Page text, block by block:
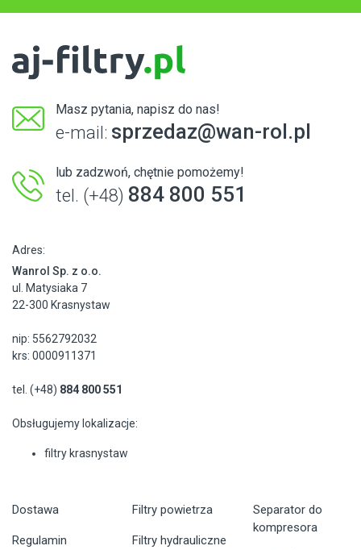
Masz pytania, napisz do nas!
e-mail: sprzedaz@wan-rol.pl
lub zadzwoń, chętnie pomożemy!
tel. (+48) 884 800 551
Adres:
Wanrol Sp. z o.o.
ul. Matysiaka 7
22-300 Krasnystaw
nip: 5562792032
krs: 0000911371
tel. (+48) 884 800 551
Obsługujemy lokalizacje:
filtry krasnystaw
Dostawa
Regulamin
Filtry powietrza
Filtry hydrauliczne
Separator do
kompresora